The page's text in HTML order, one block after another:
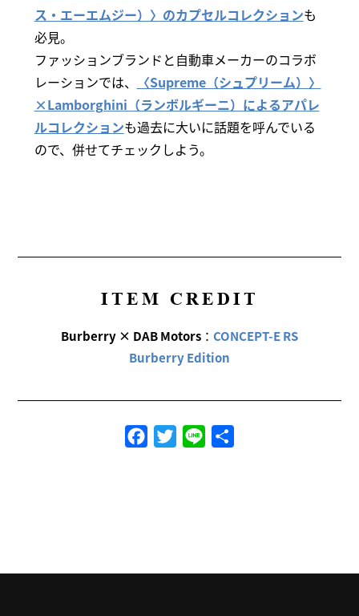
ス・エーエムジー）〉のカプセルコレクションも
必見。
ファッションブランドと自動車メーカーのコラボ
レーションでは、
〈Supreme（シュプリーム）〉
×Lamborghini（ランボルギーニ）によるアパレ
ルコレクションも過去に大いに話題を呼んでいる
ので、併せてチェックしよう。
ITEM CREDIT
Burberry × DAB Motors： CONCEPT-E RS
Burberry Edition
FacebookTwitterLine